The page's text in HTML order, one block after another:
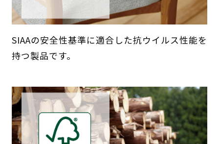
SIAAの安全性基準に適合した抗ウイルス性能を
持つ製品です。